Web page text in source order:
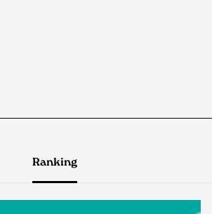
Ranking